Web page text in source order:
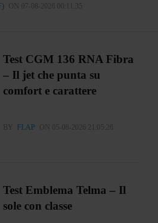
ON 07-08-2026 00:11:35
Test CGM 136 RNA Fibra
– Il jet che punta su
comfort e carattere
BY FLAP ON 05-08-2026 21:05:26
Test Emblema Telma – Il
sole con classe